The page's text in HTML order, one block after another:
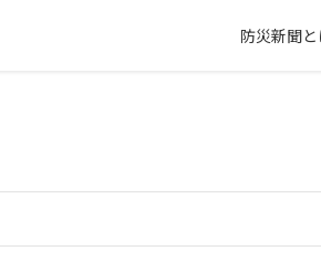
防災新聞